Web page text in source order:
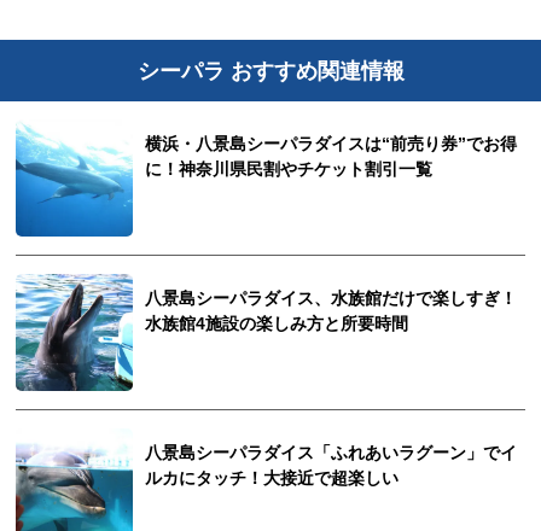
シーパラ おすすめ関連情報
横浜・八景島シーパラダイスは“前売り券”でお得
に！神奈川県民割やチケット割引一覧
八景島シーパラダイス、水族館だけで楽しすぎ！
水族館4施設の楽しみ方と所要時間
八景島シーパラダイス「ふれあいラグーン」でイ
ルカにタッチ！大接近で超楽しい